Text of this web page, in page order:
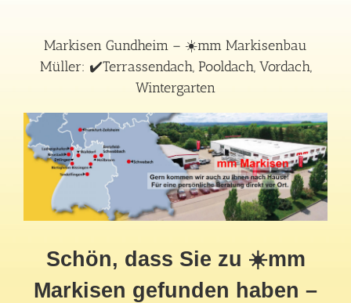
Markisen Gundheim – ☀️mm Markisenbau
Müller: ✔️Terrassendach, Pooldach, Vordach,
Wintergarten
Schön, dass Sie zu ☀️mm
Markisen gefunden haben –